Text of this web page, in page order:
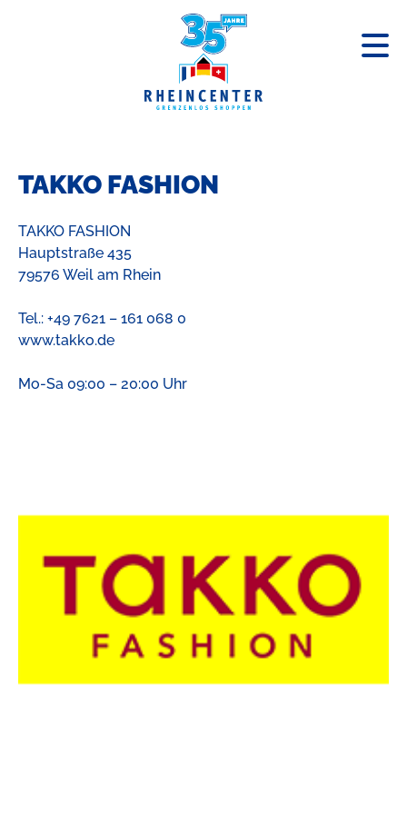
TAKKO FASHION
TAKKO FASHION
Hauptstraße 435
79576 Weil am Rhein
Tel.: +49 7621 – 161 068 0
www.takko.de
Mo-Sa 09:00 – 20:00 Uhr